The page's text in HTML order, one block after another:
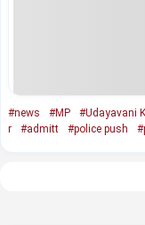
#news #MP #Udayavani
r
#admitt #police push